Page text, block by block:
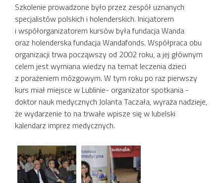
Szkolenie prowadzone było przez zespół uznanych
specjalistów polskich i holenderskich. Inicjatorem
i współorganizatorem kursów była fundacja Wanda
oraz holenderska fundacja Wandafonds. Współpraca obu
organizacji trwa począwszy od 2002 roku, a jej głównym
celem jest wymiana wiedzy na temat leczenia dzieci
z porażeniem mózgowym. W tym roku po raz pierwszy
kurs miał miejsce w Lublinie- organizator spotkania -
doktor nauk medycznych Jolanta Taczała, wyraża nadzieje,
że wydarzenie to na trwałe wpisze się w lubelski
kalendarz imprez medycznych.